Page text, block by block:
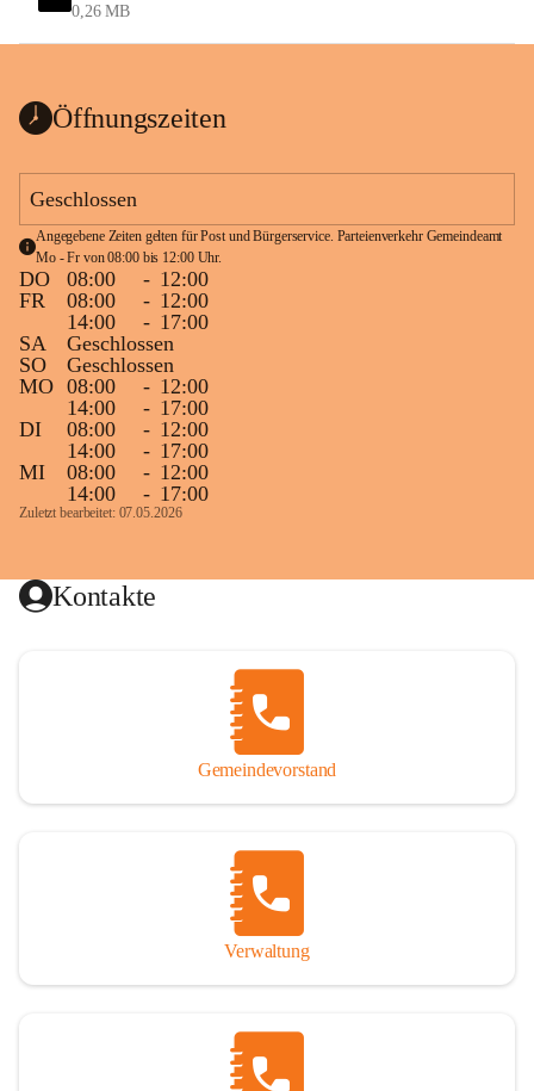
0,26 MB
Öffnungszeiten
Geschlossen
Angegebene Zeiten gelten für Post und Bürgerservice. Parteienverkehr Gemeindeamt
Mo - Fr von 08:00 bis 12:00 Uhr.
DO 08:00 - 12:00
FR
08:00 - 12:00
14:00
- 17:00
SA
Geschlossen
SO
Geschlossen
MO 08:00 - 12:00
14:00
- 17:00
DI
08:00 - 12:00
14:00
- 17:00
MI
08:00 - 12:00
14:00
- 17:00
Zuletzt bearbeitet: 07.05.2026
Kontakte
Gemeindevorstand
Verwaltung